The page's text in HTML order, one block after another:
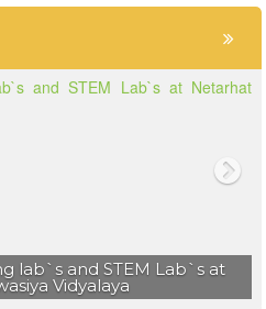
वर्ष पूरे होने पर राजनीति विज्ञान
lab`s and STEM Lab`s at
Vidyalaya